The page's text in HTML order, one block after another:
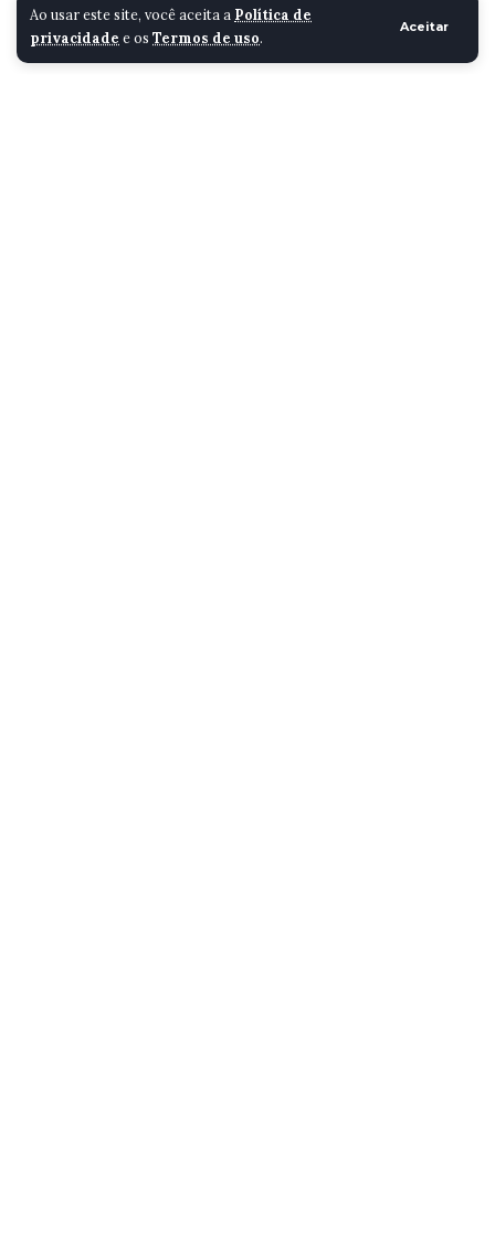
Ao usar este site, você aceita a Política de
privacidade e os Termos de uso.
Aceitar
Cidade Santa Luzia >Blog> Cidade>Coxita, figura de Santa Luzia nada na Fonte dos Camelos inundada
CIDADE